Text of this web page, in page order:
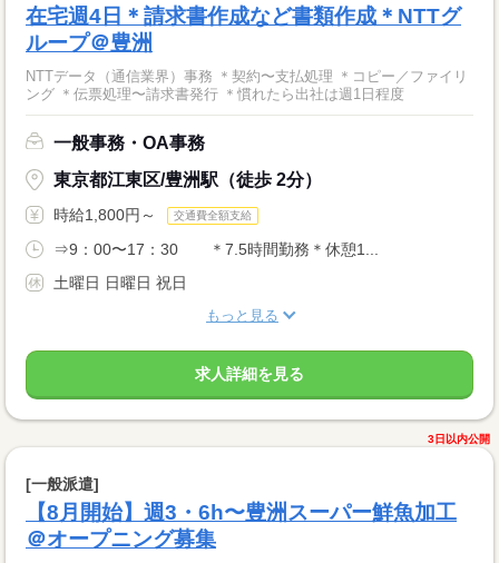
在宅週4日＊請求書作成など書類作成＊NTTグ
ループ＠豊洲
NTTデータ（通信業界）事務 ＊契約〜支払処理 ＊コピー／ファイリ
ング ＊伝票処理〜請求書発行 ＊慣れたら出社は週1日程度
一般事務・OA事務
東京都江東区/豊洲駅（徒歩 2分）
時給1,800円～ 交通費全額支給
⇒9：00〜17：30 ＊7.5時間勤務＊休憩1...
土曜日 日曜日 祝日
もっと見る
求人詳細を見る
3日以内公開
[一般派遣]
【8月開始】週3・6h〜豊洲スーパー鮮魚加工
＠オープニング募集